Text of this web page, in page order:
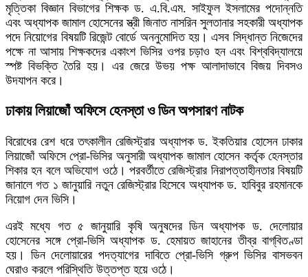
মৃত্তিকা বিজ্ঞান বিভাগের শিক্ষক ড. এ.বি.এম. সাইফুল ইসলামের পদোন্নতি
এবং অধ্যাপক জামাল হোসেনের স্ত্রী জিনাত নাসরিন সুলতানার সহকারী অধ্যাপক
পদে নিয়োগের বিষয়টি রিজেন্ট বোর্ডে অননুমোদিত হয়। এসব সিদ্ধান্ত নিজেদের
পক্ষে না আসায় শিক্ষকদের একাংশ ভিসির ওপর চড়াও হন এবং বিশ্ববিদ্যালয়ে
স্পষ্ট বিভক্তি তৈরি হয়। এর জেরে উভয় পক্ষ আলাদাভাবে বিজয় দিবসও
উদযাপন করে।
ঢাকায় লিয়াজোঁ অফিসে হেনস্তা ও ডিন অপসারণ নাটক
বিরোধের রেশ ধরে তৎকালীন রেজিস্ট্রার অধ্যাপক ড. ইকতিয়ার হোসেন ঢাকার
লিয়াজোঁ অফিসে প্রো-ভিসির অনুসারী অধ্যাপক জামাল হোসেন কর্তৃক হেনস্তার
শিকার হন বলে অভিযোগ ওঠে। পরবর্তীতে রেজিস্ট্রার নিরাপত্তাহীনতার বিষয়টি
জানালে গত ১ জানুয়ারি নতুন রেজিস্ট্রার হিসেবে অধ্যাপক ড. হাবিবুর রহমানকে
নিয়োগ দেন ভিসি।
এরই মধ্যে গত ৫ জানুয়ারি কৃষি অনুষদের ডিন অধ্যাপক ড. দেলোয়ার
হোসেনের সঙ্গে প্রো-ভিসি অধ্যাপক ড. হেমায়ত জাহানের তীব্র বাগ্‌বিতণ্ডা
হয়। ডিন দেলোয়ারের পদত্যাগের দাবিতে প্রো-ভিসি গ্রুপ ভিসির বাসভবন
ঘেরাও করলে পরিস্থিতি উত্তপ্ত হয়ে ওঠে।